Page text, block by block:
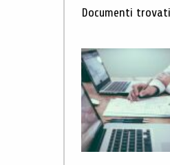
Documenti